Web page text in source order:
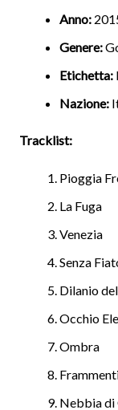
Anno:
Genere:
Etichetta:
Nazione:
Tracklist:
Pioggia
La Fuga
Venezia
Senza
Dilanio
Occhio
Ombra
Nebbia di